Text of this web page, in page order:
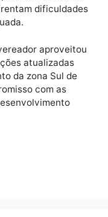
a pavimentação
as ruas Bela
Essas
garantir mais
para os
enfrentam
o vereador
com as